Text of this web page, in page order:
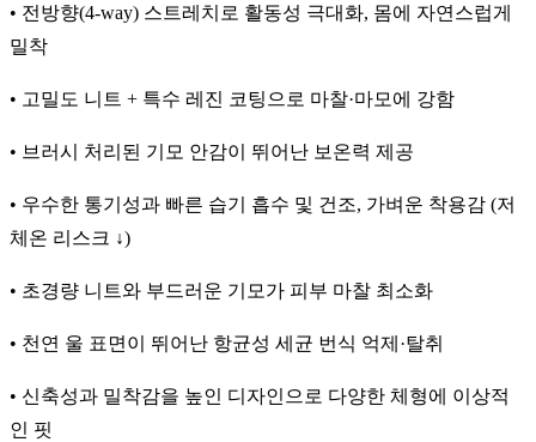
• 전방향(4‑way) 스트레치로 활동성 극대화, 몸에 자연스럽게
밀착
• 고밀도 니트 + 특수 레진 코팅으로 마찰·마모에 강함
• 브러시 처리된 기모 안감이 뛰어난 보온력 제공
• 우수한 통기성과 빠른 습기 흡수 및 건조, 가벼운 착용감 (저
체온 리스크 ↓)
• 초경량 니트와 부드러운 기모가 피부 마찰 최소화
• 천연 울 표면이 뛰어난 항균성 세균 번식 억제·탈취
• 신축성과 밀착감을 높인 디자인으로 다양한 체형에 이상적
인 핏